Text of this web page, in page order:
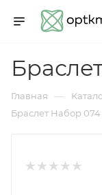
Главная —
Браслет Набор 074